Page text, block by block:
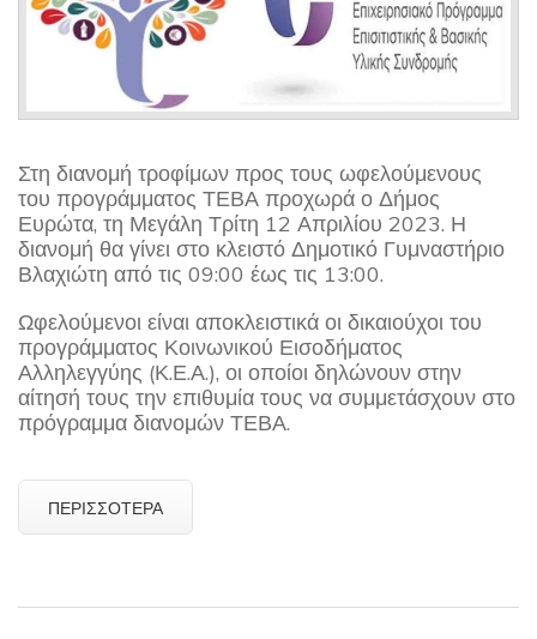
Στη διανομή τροφίμων προς τους ωφελούμενους
του προγράμματος ΤΕΒΑ προχωρά ο Δήμος
Ευρώτα, τη Μεγάλη Τρίτη 12 Απριλίου 2023. Η
διανομή θα γίνει στο κλειστό Δημοτικό Γυμναστήριο
Βλαχιώτη από τις 09:00 έως τις 13:00.
Ωφελούμενοι είναι αποκλειστικά οι δικαιούχοι του
προγράμματος Κοινωνικού Εισοδήματος
Αλληλεγγύης (Κ.Ε.Α.), οι οποίοι δηλώνουν στην
αίτησή τους την επιθυμία τους να συμμετάσχουν στο
πρόγραμμα διανομών ΤΕΒΑ.
ΠΕΡΙΣΣΌΤΕΡΑ